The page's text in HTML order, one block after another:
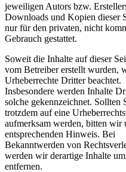
jeweiligen Autors bzw.
Downloads und Kopien dieser
nur für den privaten, nicht
Gebrauch gestattet.
Soweit die Inhalte auf dieser
vom Betreiber erstellt wurden,
Urheberrechte Dritter beachtet.
Insbesondere werden Inhalte
solche gekennzeichnet. Sollten
trotzdem auf eine
aufmerksam werden, bitten wir
entsprechenden Hinweis. Bei
Bekanntwerden von
werden wir derartige Inhalte
entfernen.